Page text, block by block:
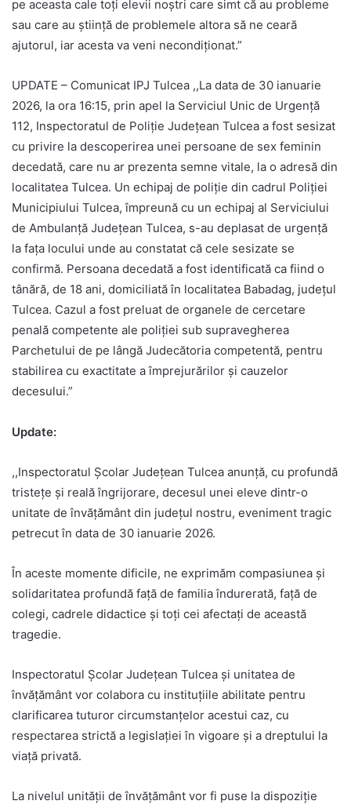
pe aceasta cale toți elevii noştri care simt că au probleme
sau care au știință de problemele altora să ne ceară
ajutorul, iar acesta va veni necondiționat.”
UPDATE – Comunicat IPJ Tulcea ,,La data de 30 ianuarie
2026, la ora 16:15, prin apel la Serviciul Unic de Urgență
112, Inspectoratul de Poliție Județean Tulcea a fost sesizat
cu privire la descoperirea unei persoane de sex feminin
decedată, care nu ar prezenta semne vitale, la o adresă din
localitatea Tulcea. Un echipaj de poliție din cadrul Poliției
Municipiului Tulcea, împreună cu un echipaj al Serviciului
de Ambulanță Județean Tulcea, s-au deplasat de urgență
la fața locului unde au constatat că cele sesizate se
confirmă. Persoana decedată a fost identificată ca fiind o
tânără, de 18 ani, domiciliată în localitatea Babadag, județul
Tulcea. Cazul a fost preluat de organele de cercetare
penală competente ale poliției sub supravegherea
Parchetului de pe lângă Judecătoria competentă, pentru
stabilirea cu exactitate a împrejurărilor și cauzelor
decesului.”
Update:
,,Inspectoratul Școlar Județean Tulcea anunță, cu profundă
tristețe și reală îngrijorare, decesul unei eleve dintr-o
unitate de învățământ din județul nostru, eveniment tragic
petrecut în data de 30 ianuarie 2026.
În aceste momente dificile, ne exprimăm compasiunea și
solidaritatea profundă față de familia îndurerată, față de
colegi, cadrele didactice și toți cei afectați de această
tragedie.
Inspectoratul Școlar Județean Tulcea și unitatea de
învățământ vor colabora cu instituțiile abilitate pentru
clarificarea tuturor circumstanțelor acestui caz, cu
respectarea strictă a legislației în vigoare și a dreptului la
viață privată.
La nivelul unității de învățământ vor fi puse la dispoziție